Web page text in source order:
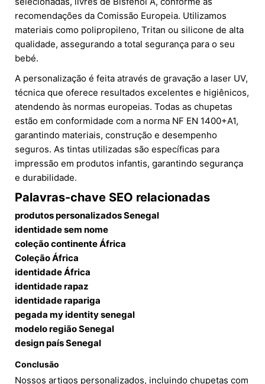
recomendações da Comissão Europeia. Utilizamos
materiais como polipropileno, Tritan ou silicone de alta
qualidade, assegurando a total segurança para o seu
bebé.
A personalização é feita através de gravação a laser UV,
técnica que oferece resultados excelentes e higiênicos,
atendendo às normas europeias. Todas as chupetas
estão em conformidade com a norma NF EN 1400+A1,
garantindo materiais, construção e desempenho
seguros. As tintas utilizadas são específicas para
impressão em produtos infantis, garantindo segurança
e durabilidade.
Palavras-chave SEO relacionadas
produtos personalizados Senegal
identidade sem nome
coleção continente África
Coleção África
identidade África
identidade rapaz
identidade rapariga
pegada my identity senegal
modelo região Senegal
design país Senegal
Conclusão
Nossos artigos personalizados, incluindo chupetas com